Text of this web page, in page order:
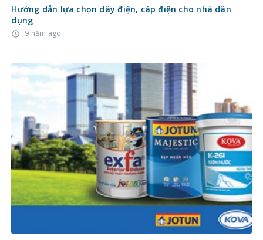
Hướng dẫn lựa chọn dây điện, cáp điện cho nhà dân
dụng
access_time 9 năm ago